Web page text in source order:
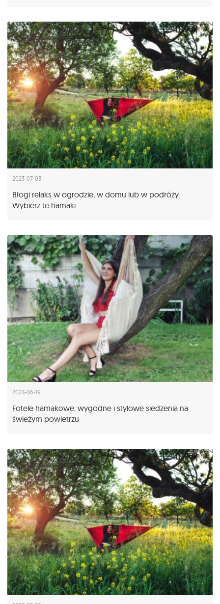
2023-07-03
Błogi relaks w ogrodzie, w domu lub w podróży.
Wybierz te hamaki
2023-06-19
Fotele hamakowe: wygodne i stylowe siedzenia na
świeżym powietrzu